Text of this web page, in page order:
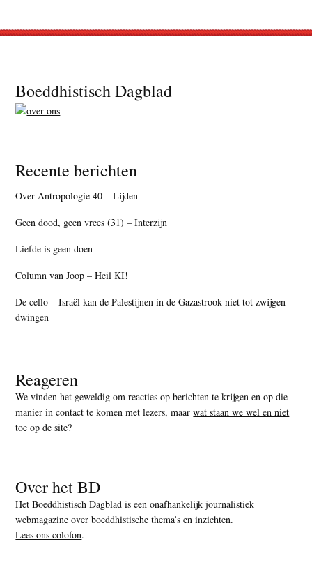
Footer
Boeddhistisch Dagblad
Recente berichten
Over Antropologie 40 – Lijden
Geen dood, geen vrees (31) – Interzijn
Liefde is geen doen
Column van Joop – Heil KI!
De cello – Israël kan de Palestijnen in de Gazastrook niet tot zwijgen
dwingen
Reageren
We vinden het geweldig om reacties op berichten te krijgen en op die
manier in contact te komen met lezers, maarwat staan we wel en niet
toe op de site?
Over het BD
Het Boeddhistisch Dagblad is een onafhankelijk journalistiek
webmagazine over boeddhistische thema’s en inzichten.
Lees ons colofon.